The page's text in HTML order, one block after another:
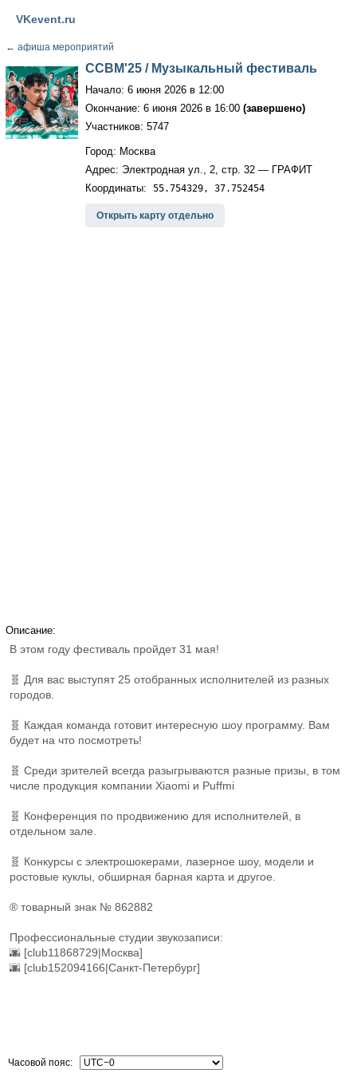
VKevent.ru
← афиша мероприятий
ССВМ'25 / Музыкальный фестиваль
Начало: 6 июня 2026 в 12:00
Окончание: 6 июня 2026 в 16:00 (завершено)
Участников: 5747
Город: Москва
Адрес: Электродная ул., 2, стр. 32 — ГРАФИТ
Координаты: 55.754329, 37.752454
Открыть карту отдельно
Описание:
В этом году фестиваль пройдет 31 мая!
🧬 Для вас выступят 25 отобранных исполнителей из разных
городов.
🧬 Каждая команда готовит интересную шоу программу. Вам
будет на что посмотреть!
🧬 Среди зрителей всегда разыгрываются разные призы, в том
числе продукция компании Xiaomi и Puffmi
🧬 Конференция по продвижению для исполнителей, в
отдельном зале.
🧬 Конкурсы с электрошокерами, лазерное шоу, модели и
ростовые куклы, обширная барная карта и другое.
® товарный знак № 862882
Профессиональные студии звукозаписи:
🌆 [club11868729|Москва]
🌆 [club152094166|Санкт-Петербург]
Часовой пояс: